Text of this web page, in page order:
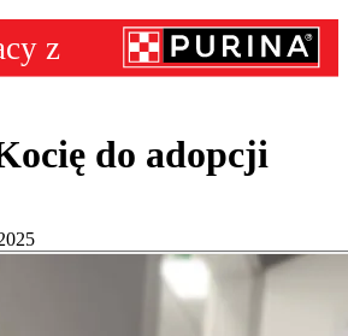
do adopcji